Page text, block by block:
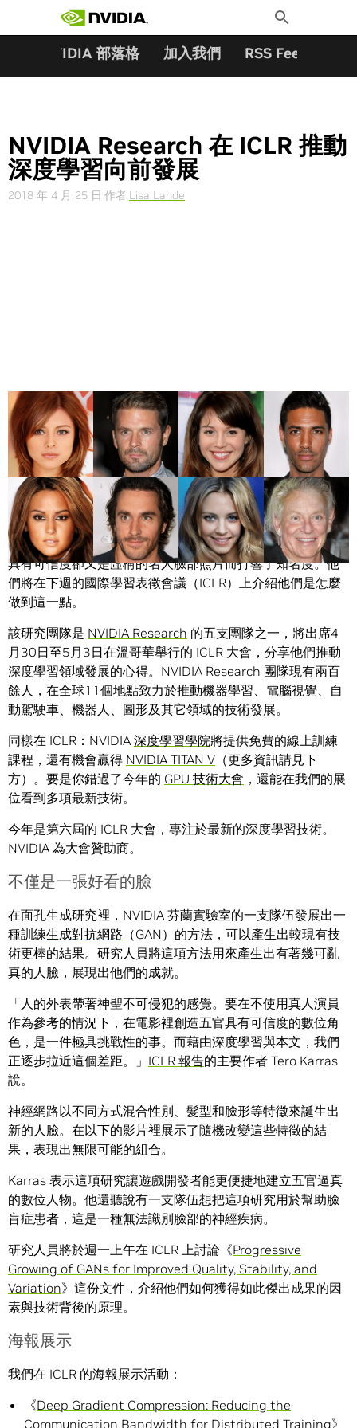
Toggle
Search
NVIDIA 部落格 加入我們 RSS Feeds
NVIDIA Research 在 ICLR 推動
深度學習向前發展
2018 年 4 月 25 日 作者 Lisa Lahde
Share
NVIDIA 的研究團隊去年秋天因為運用深度學習技術，誕生出
具有可信度卻又是虛構的名人臉部照片而打響了知名度。他
們將在下週的國際學習表徵會議（ICLR）上介紹他們是怎麼
做到這一點。
該研究團隊是 NVIDIA Research 的五支團隊之一，將出席4
月30日至5月3日在溫哥華舉行的 ICLR 大會，分享他們推動
深度學習領域發展的心得。NVIDIA Research 團隊現有兩百
餘人，在全球11個地點致力於推動機器學習、電腦視覺、自
動駕駛車、機器人、圖形及其它領域的技術發展。
同樣在 ICLR：NVIDIA 深度學習學院將提供免費的線上訓練
課程，還有機會贏得 NVIDIA TITAN V （更多資訊請見下
方）。要是你錯過了今年的 GPU 技術大會 ，還能在我們的展
位看到多項最新技術。
今年是第六屆的 ICLR 大會，專注於最新的深度學習技術。
NVIDIA 為大會贊助商。
不僅是一張好看的臉
在面孔生成研究裡，NVIDIA 芬蘭實驗室的一支隊伍發展出一
種訓練生成對抗網路 （GAN）的方法，可以產生出較現有技
術更棒的結果。研究人員將這項方法用來產生出有著幾可亂
真的人臉，展現出他們的成就。
「人的外表帶著神聖不可侵犯的感覺。要在不使用真人演員
作為參考的情況下，在電影裡創造五官具有可信度的數位角
色，是一件極具挑戰性的事。而藉由深度學習與本文，我們
正逐步拉近這個差距。」 ICLR 報告的主要作者 Tero Karras
說。
神經網路以不同方式混合性別、髮型和臉形等特徵來誕生出
新的人臉。在以下的影片裡展示了隨機改變這些特徵的結
果，表現出無限可能的組合。
Karras 表示這項研究讓遊戲開發者能更便捷地建立五官逼真
的數位人物。他還聽說有一支隊伍想把這項研究用於幫助臉
盲症患者，這是一種無法識別臉部的神經疾病。
研究人員將於週一上午在 ICLR 上討論《Progressive
Growing of GANs for Improved Quality, Stability, and
Variation》這份文件，介紹他們如何獲得如此傑出成果的因
素與技術背後的原理。
海報展示
我們在 ICLR 的海報展示活動：
《Deep Gradient Compression: Reducing the
Communication Bandwidth for Distributed Training》